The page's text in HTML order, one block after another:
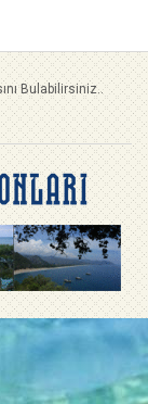
Bulabilirsiniz..